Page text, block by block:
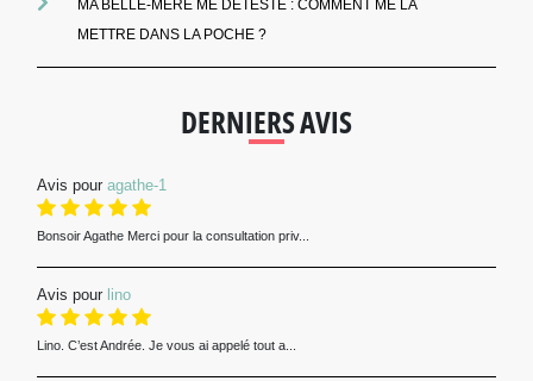
MA BELLE-MÈRE ME DÉTESTE : COMMENT ME LA
METTRE DANS LA POCHE ?
DERNIERS AVIS
Avis pour agathe-1
Bonsoir Agathe Merci pour la consultation priv...
Avis pour lino
Lino. C’est Andrée. Je vous ai appelé tout a...